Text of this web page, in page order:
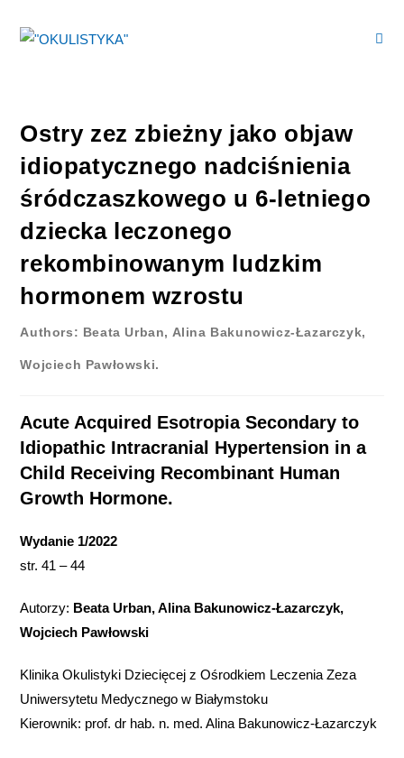
Ostry zez zbieżny jako objaw
idiopatycznego nadciśnienia
śródczaszkowego u 6-letniego
dziecka leczonego
rekombinowanym ludzkim
hormonem wzrostu
Authors: Beata Urban, Alina Bakunowicz-Łazarczyk,
Wojciech Pawłowski.
Acute Acquired Esotropia Secondary to
Idiopathic Intracranial Hypertension in a
Child Receiving Recombinant Human
Growth Hormone.
Wydanie 1/2022
str. 41 – 44
Autorzy: Beata Urban, Alina Bakunowicz-Łazarczyk,
Wojciech Pawłowski
Klinika Okulistyki Dziecięcej z Ośrodkiem Leczenia Zeza
Uniwersytetu Medycznego w Białymstoku
Kierownik: prof. dr hab. n. med. Alina Bakunowicz-Łazarczyk